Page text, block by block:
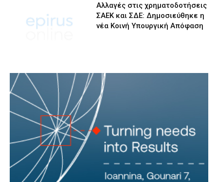
Αλλαγές στις χρηματοδοτήσεις
ΣΑΕΚ και ΣΔΕ: Δημοσιεύθηκε η
νέα Κοινή Υπουργική Απόφαση